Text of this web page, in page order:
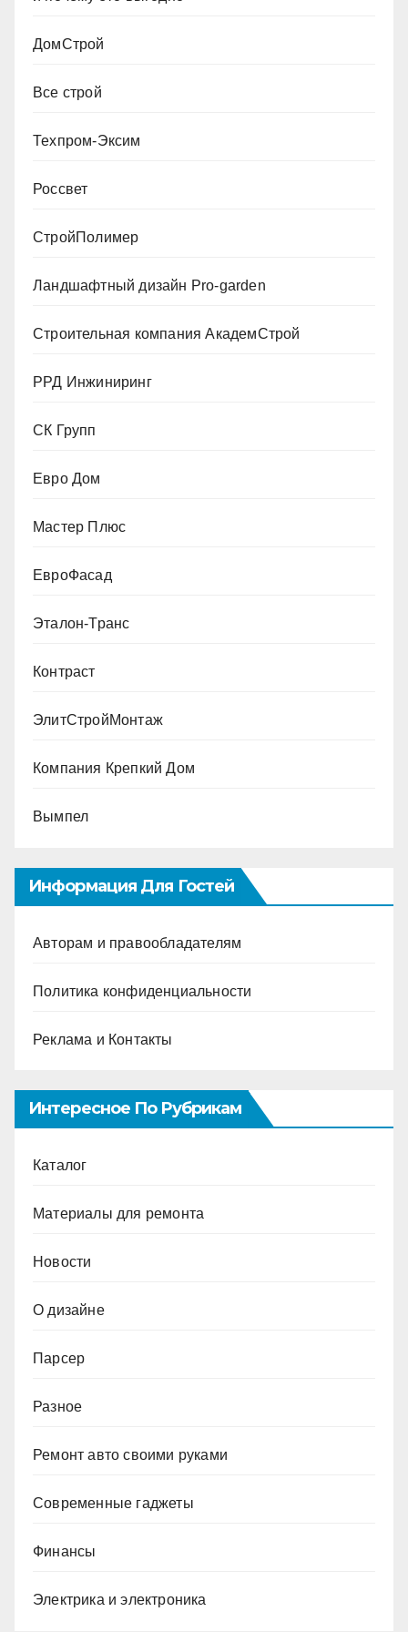
ДомСтрой
Все строй
Техпром-Эксим
Россвет
СтройПолимер
Ландшафтный дизайн Pro-garden
Строительная компания АкадемСтрой
РРД Инжиниринг
СК Групп
Евро Дом
Мастер Плюс
ЕвроФасад
Эталон-Транс
Контраст
ЭлитСтройМонтаж
Компания Крепкий Дом
Вымпел
Информация Для Гостей
Авторам и правообладателям
Политика конфиденциальности
Реклама и Контакты
Интересное По Рубрикам
Каталог
Материалы для ремонта
Новости
О дизайне
Парсер
Разное
Ремонт авто своими руками
Современные гаджеты
Финансы
Электрика и электроника